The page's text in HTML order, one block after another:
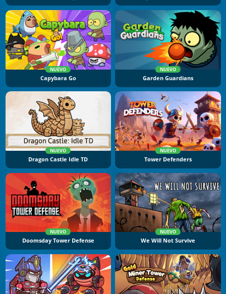
NUEVO
Capybara Go
NUEVO
Garden Guardians
NUEVO
Dragon Castle Idle TD
NUEVO
Tower Defenders
NUEVO
Doomsday Tower Defense
NUEVO
We Will Not Survive